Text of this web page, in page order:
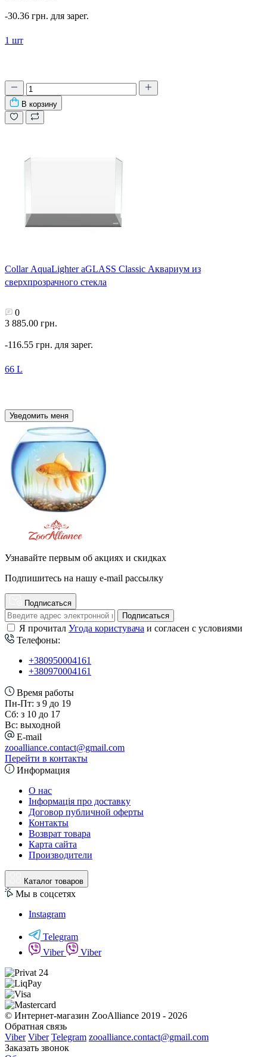
-30.36 грн. для зарег.
1 шт
В корзину
Collar AquaLighter aGLASS Classic Аквариум из
сверхпрозрачного стекла
0
3 885.00 грн.
-116.55 грн. для зарег.
66 L
Уведомить меня
Узнавайте первым об акциях и скидках
Подпишитесь на нашу e-mail рассылку
Подписаться
Подписаться
Я прочитал Угода користувача и согласен с условиями
Телефоны:
+380950004161
+380970004161
Время работы
Пн-Пт: з 9 до 19
Сб: з 10 до 17
Вс: выходной
E-mail
zooalliance.contact@gmail.com
Перейти в контакты
Информация
О нас
Інформація про доставку
Договор публичной оферты
Контакты
Возврат товара
Карта сайта
Производители
Каталог товаров
Мы в соцсетях
Instagram
Telegram
Viber
Viber
© Интернет-магазин ZooAlliance 2019 - 2026
Обратная связь
Viber Viber Telegram zooalliance.contact@gmail.com
Заказать звонок